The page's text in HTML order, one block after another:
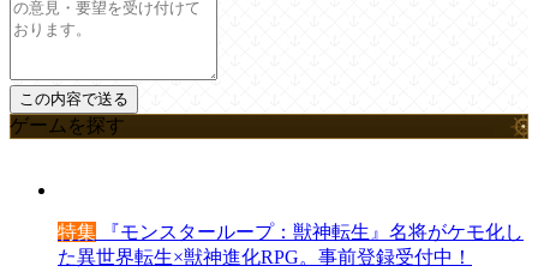
ゲームを探す
特集 『モンスターループ：獣神転生』名将がケモ化し
た異世界転生×獣神進化RPG。事前登録受付中！